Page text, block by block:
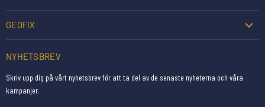
GEOFIX
NYHETSBREV
Skriv upp dig på vårt nyhetsbrev för att ta del av de senaste nyheterna och våra
kampanjer.